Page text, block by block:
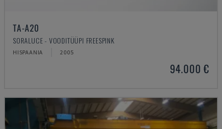
TA-A20
SORALUCE - VOODITÜÜPI FREESPINK
HISPAANIA 2005
94.000 €